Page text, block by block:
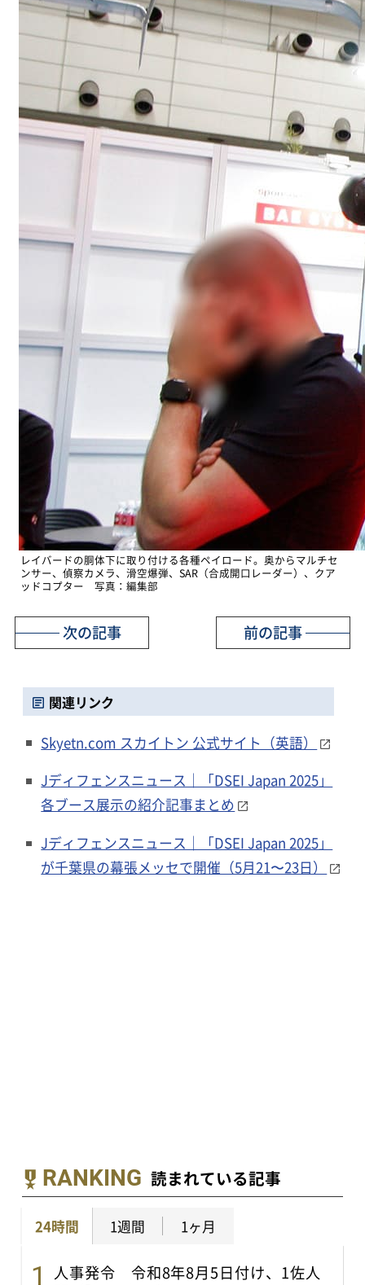
レイバードの胴体下に取り付ける各種ペイロード。奥からマルチセ
ンサー、偵察カメラ、滑空爆弾、SAR（合成開口レーダー）、クア
ッドコプター 写真：編集部
前の記事
次の記事
関連リンク
Skyetn.com スカイトン 公式サイト（英語）
Jディフェンスニュース｜「DSEI Japan 2025」
各ブース展示の紹介記事まとめ
Jディフェンスニュース｜「DSEI Japan 2025」
が千葉県の幕張メッセで開催（5月21〜23日）
RANKING 読まれている記事
24時間 1週間 1ヶ月
人事発令 令和8年8月5日付け、1佐人